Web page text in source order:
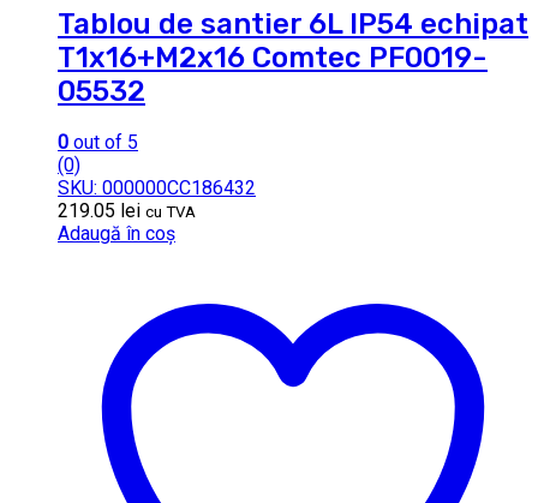
Tablou de santier 6L IP54 echipat
T1x16+M2x16 Comtec PF0019-
05532
0 out of 5
(0)
SKU: 000000CC186432
219.05 lei cu TVA
Adaugă în coș